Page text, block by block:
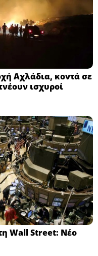
Αχλάδια, κοντά σε
ισχυροί
Wall Street: Νέο